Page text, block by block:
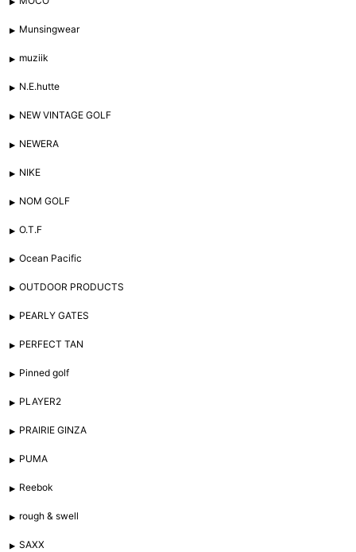
Munsingwear
muziik
N.E.hutte
NEW VINTAGE GOLF
NEWERA
NIKE
NOM GOLF
O.T.F
Ocean Pacific
OUTDOOR PRODUCTS
PEARLY GATES
PERFECT TAN
Pinned golf
PLAYER2
PRAIRIE GINZA
PUMA
Reebok
rough & swell
SAXX